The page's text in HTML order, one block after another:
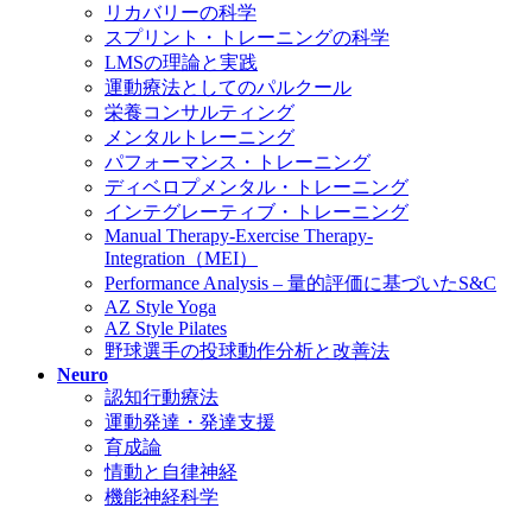
リカバリーの科学
スプリント・トレーニングの科学
LMSの理論と実践
運動療法としてのパルクール
栄養コンサルティング
メンタルトレーニング
パフォーマンス・トレーニング
ディベロプメンタル・トレーニング
インテグレーティブ・トレーニング
Manual Therapy-Exercise Therapy-
Integration（MEI）
Performance Analysis – 量的評価に基づいたS&C
AZ Style Yoga
AZ Style Pilates
野球選手の投球動作分析と改善法
Neuro
認知行動療法
運動発達・発達支援
育成論
情動と自律神経
機能神経科学